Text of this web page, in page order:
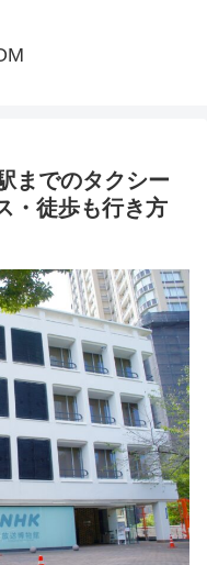
までのタクシー
・徒歩も行き方